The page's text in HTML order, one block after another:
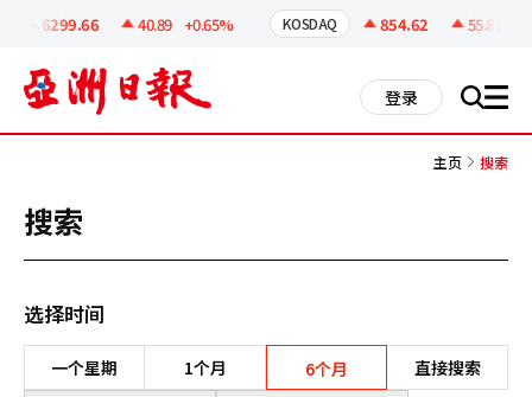
6299.66 40.89 +0.65% KOSDAQ 854.62 55.81
登录 搜 all
主页 搜索
搜索
选择时间
一个星期 1个月 6个月 直接搜索